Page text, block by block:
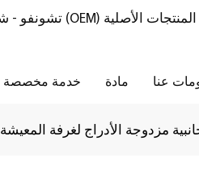
خدمة مخصصة مادة عنا
مزدوجة الأدراج لغرفة المعيشة